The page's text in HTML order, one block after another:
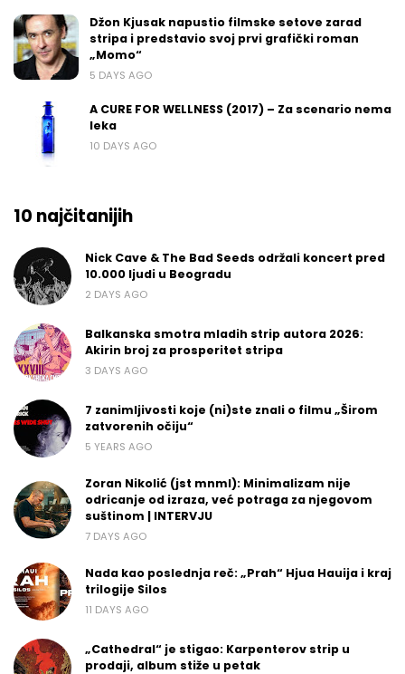
Džon Kjusak napustio filmske setove zarad
stripa i predstavio svoj prvi grafički roman
„Momo“
5 DAYS AGO
A CURE FOR WELLNESS (2017) – Za scenario nema
leka
10 DAYS AGO
10 najčitanijih
Nick Cave & The Bad Seeds održali koncert pred
10.000 ljudi u Beogradu
2 DAYS AGO
Balkanska smotra mladih strip autora 2026:
Akirin broj za prosperitet stripa
3 DAYS AGO
7 zanimljivosti koje (ni)ste znali o filmu „Širom
zatvorenih očiju“
5 YEARS AGO
Zoran Nikolić (jst mnml): Minimalizam nije
odricanje od izraza, već potraga za njegovom
suštinom | INTERVJU
7 DAYS AGO
Nada kao poslednja reč: „Prah“ Hjua Hauija i kraj
trilogije Silos
11 DAYS AGO
„Cathedral“ je stigao: Karpenterov strip u
prodaji, album stiže u petak